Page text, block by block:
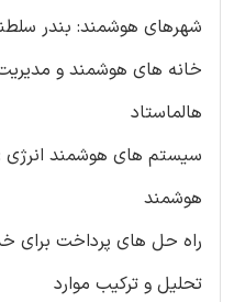
شهرهای هوشمند: بندر
خانه های هوشمند و
هالماستاد
سیستم های هوشمند
هوشمند
راه حل های پرداخت برای
تحلیل و ترکیب موارد